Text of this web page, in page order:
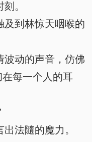
。
到林惊天咽喉的
动的声音，仿佛
每一个人的耳
法隨的魔力。